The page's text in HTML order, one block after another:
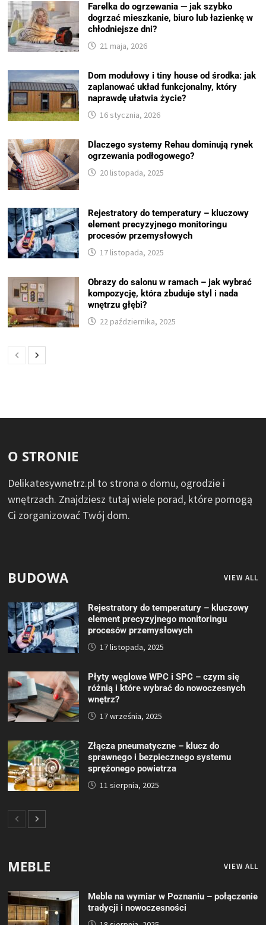
Farelka do ogrzewania — jak szybko
dogrzać mieszkanie, biuro lub łazienkę w
chłodniejsze dni?
21 maja, 2026
Dom modułowy i tiny house od środka: jak
zaplanować układ funkcjonalny, który
naprawdę ułatwia życie?
16 stycznia, 2026
Dlaczego systemy Rehau dominują rynek
ogrzewania podłogowego?
20 listopada, 2025
Rejestratory do temperatury – kluczowy
element precyzyjnego monitoringu
procesów przemysłowych
17 listopada, 2025
Obrazy do salonu w ramach – jak wybrać
kompozycję, która zbuduje styl i nada
wnętrzu głębi?
22 października, 2025
O STRONIE
Delikatesywnetrz.pl to strona o domu, ogrodzie i
wnętrzach. Znajdziesz tutaj wiele porad, które pomogą
Ci zorganizować Twój dom.
BUDOWA VIEW ALL
Rejestratory do temperatury – kluczowy
element precyzyjnego monitoringu
procesów przemysłowych
17 listopada, 2025
Płyty węglowe WPC i SPC – czym się
różnią i które wybrać do nowoczesnych
wnętrz?
17 września, 2025
Złącza pneumatyczne – klucz do
sprawnego i bezpiecznego systemu
sprężonego powietrza
11 sierpnia, 2025
MEBLE VIEW ALL
Meble na wymiar w Poznaniu – połączenie
tradycji i nowoczesności